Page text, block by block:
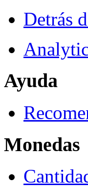
Detrás
Ayuda
Monedas